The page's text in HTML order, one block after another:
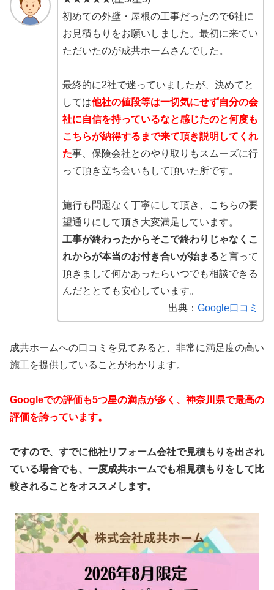
初めての外壁・屋根の工事だったので6社に
お見積もりをお願いしました。最初に来てい
ただいたのが成共ホームさんでした。
最終的に2社で迷っていましたが、決めてと
しては他社の値段等は一切気にせず自分の会
社に自信を持っているなと感じたのと何度も
こちらが納得するまで来て頂き説明してくれ
た事、保険会社とのやり取りもスムーズに行
って頂き立ち会いもして頂いた所です。
施行も問題なく丁寧にして頂き、こちらの要
望通りにして頂き大変満足しています。
工事が終わったからそこで終わりじゃなくこ
れからが本当のお付き合いが始まると言って
頂きまして何かあったらいつでも相談できる
んだととても安心しています。
出典： Google口コミ
成共ホームへの口コミを見てみると、非常に満足度の高い
施工を提供していることがわかります。
Googleでの評価も5つ星の満点が多く、神奈川県で最高の
評価を誇っています。
ですので、すでに他社リフォーム会社で見積もりを出され
ている場合でも、一度成共ホームでも相見積もりをして比
較されることをオススメします。